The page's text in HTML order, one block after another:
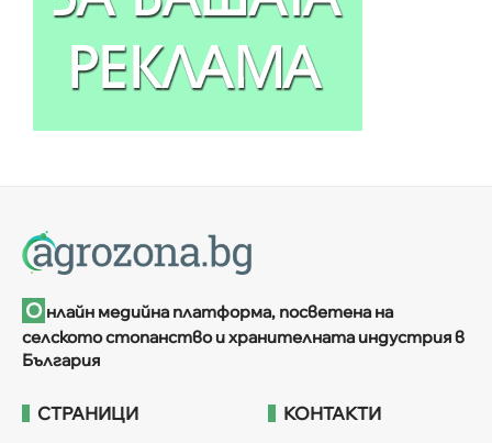
О нлайн медийна платформа, посветена на
селското стопанство и хранителната индустрия в
България
СТРАНИЦИ КОНТАКТИ